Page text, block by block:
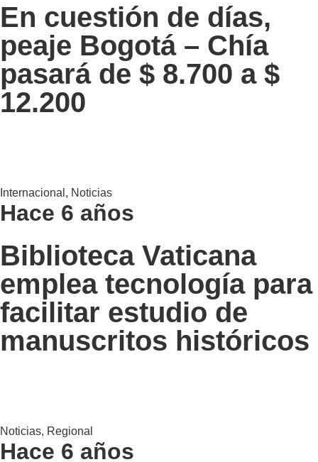
En cuestión de días,
peaje Bogotá – Chía
pasará de $ 8.700 a $
12.200
Internacional , Noticias
Hace 6 años
Biblioteca Vaticana
emplea tecnología para
facilitar estudio de
manuscritos históricos
Noticias, Regional
Hace 6 años